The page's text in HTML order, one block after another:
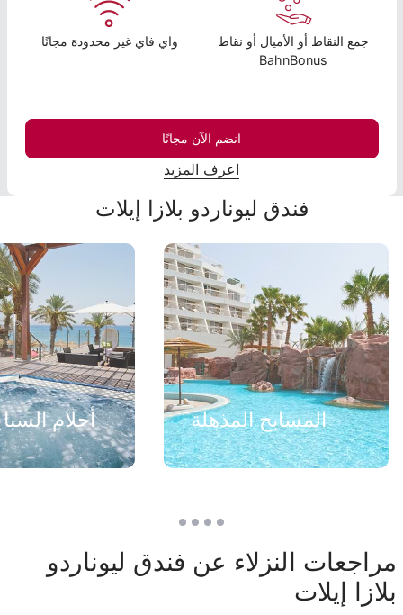
جمع النقاط أو الأميال أو نقاط
BahnBonus
واي فاي غير محدودة مجانًا
انضم الآن مجانًا
اعرف المزيد
فندق ليوناردو بلازا إيلات
المسابح المذهلة أحلام
مراجعات النزلاء عن فندق ليوناردو
بلازا إيلات